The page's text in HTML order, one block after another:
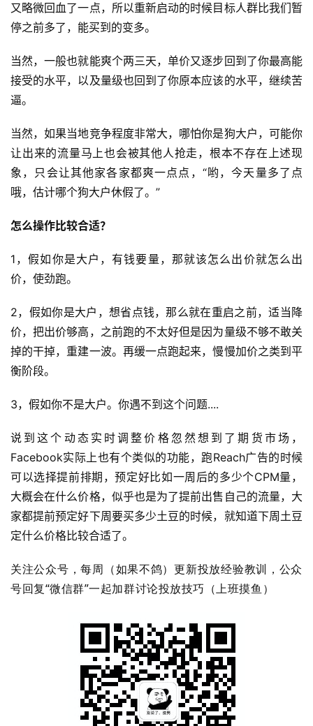
又略微回血了一点，所以重新启动的时候目标人群比我们暂
停之前多了，能买到的变多。
当然，一般也就能爽个两三天，单价又逐步回到了你最高能
接受的水平，以及量级也回到了你原本应该的水平，继续苦
逼。
当然，如果当地竞争程度非常大，哪怕你是狗大户，可能你
让出来的流量马上也会被其他人抢走，根本不存在上述现
象，只会让其他家各家都爽一点点，“哟，今天量多了点
哦，估计哪个狗大户休假了。”
怎么操作比较合适？
1，假如你是大户，有钱要量，那就该怎么出价就怎么出
价，使劲跑。
2，假如你是大户，想省点钱，那么就在重启之前，适当降
价，把出价够高，之前跑的不太好但是因为量级不够不敢关
掉的干掉，重建一波。再缓一点跑起来，慢慢加价之类到平
衡阶段。
3，假如你不是大户。你遇不到这个问题....
说到这个动态实时调整价格忽然想到了期货市场，
Facebook实际上也有个类似的功能，跑Reach广告的时候
可以选择提前排期，预定好比如一周后的多少个CPM量，
大概会在什么价格，似乎也是为了提前出售自己的流量，大
家都提前预定好下周要买多少土豆的时候，就知道下周土豆
定什么价格比较合适了。
关注公众号，每周（如果不鸽）更新投放经验教训，公众
号回复“微信群”一起加群讨论投放技巧（上班摸鱼）